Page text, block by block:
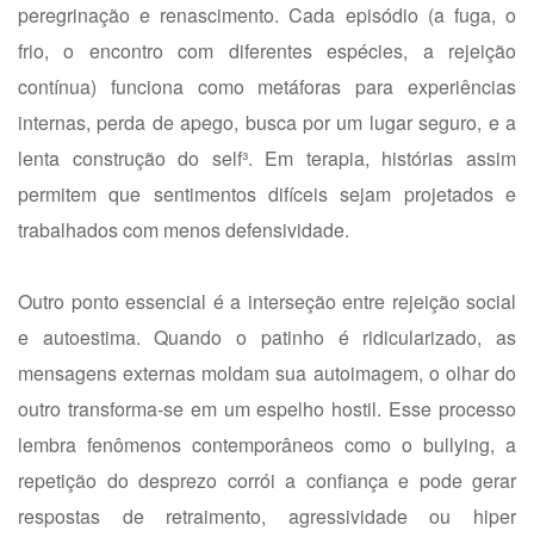
peregrinação e renascimento. Cada episódio (a fuga, o
frio, o encontro com diferentes espécies, a rejeição
contínua) funciona como metáforas para experiências
internas, perda de apego, busca por um lugar seguro, e a
lenta construção do self³. Em terapia, histórias assim
permitem que sentimentos difíceis sejam projetados e
trabalhados com menos defensividade.
Outro ponto essencial é a interseção entre rejeição social
e autoestima. Quando o patinho é ridicularizado, as
mensagens externas moldam sua autoimagem, o olhar do
outro transforma-se em um espelho hostil. Esse processo
lembra fenômenos contemporâneos como o bullying, a
repetição do desprezo corrói a confiança e pode gerar
respostas de retraimento, agressividade ou hiper